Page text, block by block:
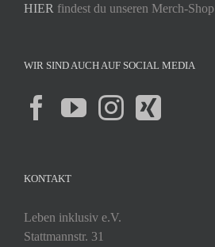
HIER findest du unseren Merch-Shop
WIR SIND AUCH AUF SOCIAL MEDIA
KONTAKT
Leben inklusiv e.V.
Stattmannstr. 31